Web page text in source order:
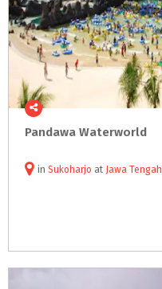
Pandawa Waterworld
in Sukoharjo at Jawa Tengah